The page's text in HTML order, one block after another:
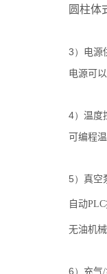
圆柱体
3） 电源
电源可
4） 温度
可编程
5） 真空
自动PLC
无油机
6） 充气/